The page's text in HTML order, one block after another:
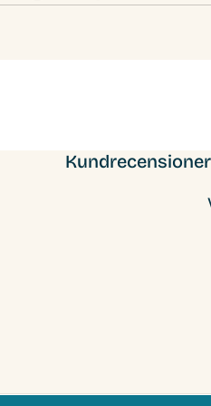
Kundrecensioner